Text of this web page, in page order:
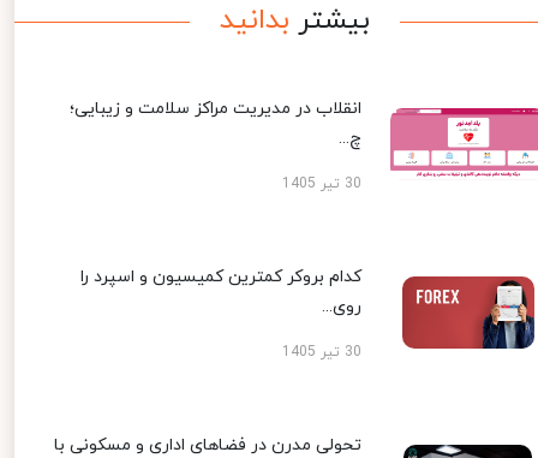
بیشتر بدانید
انقلاب در مدیریت مراکز سلامت و زیبایی؛
چ...
30 تیر 1405
کدام بروکر کمترین کمیسیون و اسپرد را
روی...
30 تیر 1405
تحولی مدرن در فضاهای اداری و مسکونی با